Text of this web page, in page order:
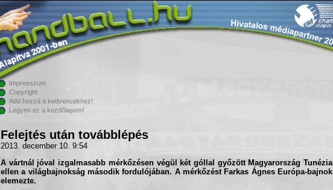
Impresszum
Copyright
Add hozzá a kedvencekhez!
Legyen ez a kezdőlapom!
Felejtés után továbblépés
2013. december 10. 9:54
A vártnál jóval izgalmasabb mérkőzésen végül két góllal győzött Magyarország Tunézia
ellen a világbajnokság második fordulójában. A mérkőzést Farkas ÁgnesEurópa-bajnok
elemezte.